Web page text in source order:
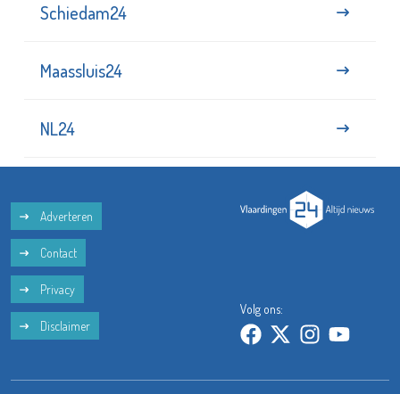
Schiedam24
Maassluis24
NL24
Adverteren
Contact
Privacy
Disclaimer
Volg ons: